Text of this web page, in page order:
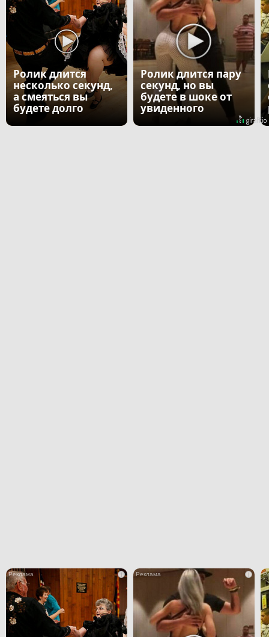
Ролик длится
несколько секунд,
а смеяться вы
будете долго
Ролик длится пару
секунд, но вы
будете в шоке от
увиденного
i i